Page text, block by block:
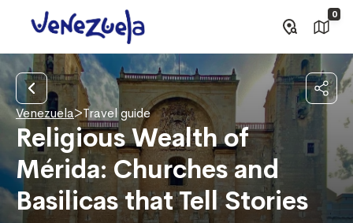
0
Venezuela>Travel guide
Religious Wealth of
Mérida: Churches and
Basilicas that Tell Stories